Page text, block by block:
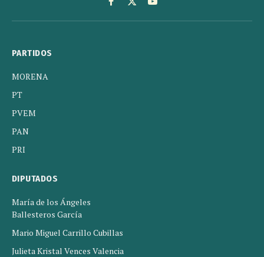
Facebook
X
(Twitter)
YouTube
PARTIDOS
MORENA
PT
PVEM
PAN
PRI
DIPUTADOS
María de los Ángeles
Ballesteros García
Mario Miguel Carrillo Cubillas
Julieta Kristal Vences Valencia